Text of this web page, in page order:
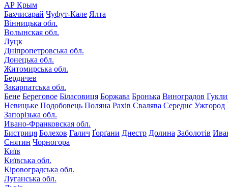
АР Крым
Бахчисарай Чуфут-Кале Ялта
Вінницька обл.
Волынская обл.
Луцк
Дніпропетровська обл.
Донецька обл.
Житомирська обл.
Бердичев
Закарпатська обл.
Бене Береговое Біласовиця Боржава Бронька Виноградов
Невицьке Подобовець Поляна Рахів Свалява Середнє Ужгород
Запорізька обл.
Ивано-Франковская обл.
Бистриця Болехов Галич Ґорґани Днестр Долина Заболотів
Снятин Чорногора
Київ
Київська обл.
Кіровоградська обл.
Луганська обл.